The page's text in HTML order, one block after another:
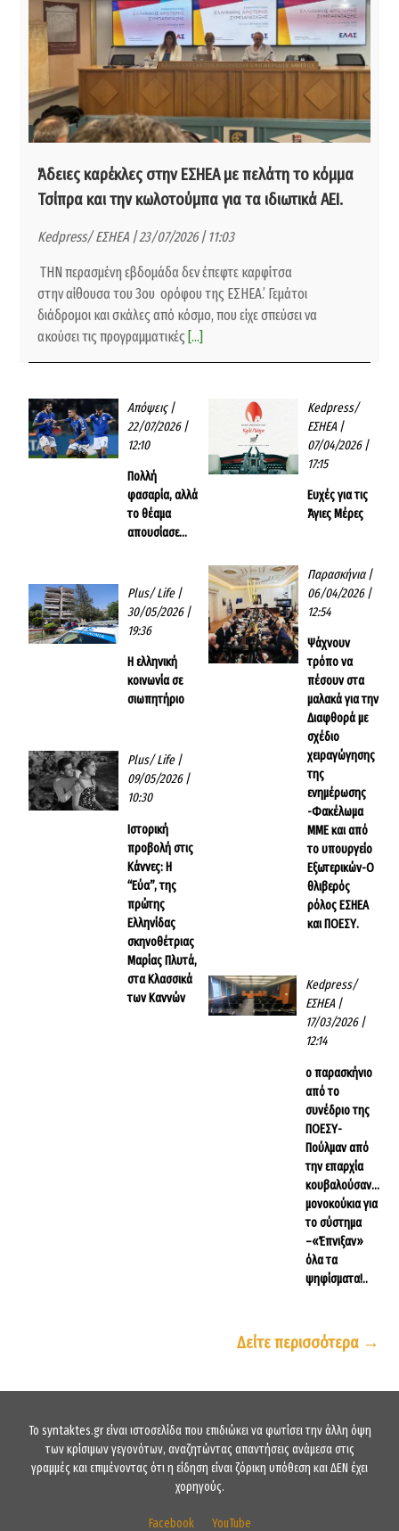
Άδειες καρέκλες στην ΕΣΗΕΑ με πελάτη το κόμμα
Τσίπρα και την κωλοτούμπα για τα ιδιωτικά ΑΕΙ.
Kedpress/ ΕΣΗΕΑ | 23/07/2026 | 11:03
ΤΗΝ περασμένη εβδομάδα δεν έπεφτε καρφίτσα
στην αίθουσα του 3ου ορόφου της ΕΣΗΕΑ.’ Γεμάτοι
διάδρομοι και σκάλες από κόσμο, που είχε σπεύσει να
ακούσει τις προγραμματικές [...]
Απόψεις|
22/07/2026 |
12:10
Πολλή
φασαρία, αλλά
το θέαμα
απουσίασε…
Plus/ Life|
30/05/2026 |
19:36
Η ελληνική
κοινωνία σε
σιωπητήριο
Plus/ Life|
09/05/2026 |
10:30
Ιστορική
προβολή στις
Κάννες: Η
“Εύα”, της
πρώτης
Ελληνίδας
σκηνοθέτριας
Μαρίας Πλυτά,
στα Κλασσικά
των Καννών
Kedpress/
ΕΣΗΕΑ|
07/04/2026 |
17:15
Ευχές για τις
Άγιες Μέρες
Παρασκήνια|
06/04/2026 |
12:54
Ψάχνουν
τρόπο να
πέσουν στα
μαλακά για την
Διαφθορά με
σχέδιο
χειραγώγησης
της
ενημέρωσης
-Φακέλωμα
ΜΜΕ και από
το υπουργείο
Εξωτερικών-Ο
θλιβερός
ρόλος ΕΣΗΕΑ
και ΠΟΕΣΥ.
Kedpress/
ΕΣΗΕΑ|
17/03/2026 |
12:14
ο παρασκήνιο
από το
συνέδριο της
ΠΟΕΣΥ-
Πούλμαν από
την επαρχία
κουβαλούσαν…
μονοκούκια για
το σύστημα
–«Έπνιξαν»
όλα τα
ψηφίσματα!..
Δείτε περισσότερα →
To syntaktes.gr είναι ιστοσελίδα που επιδιώκει να φωτίσει την άλλη όψη
των κρίσιμων γεγονότων, αναζητώντας απαντήσεις ανάμεσα στις
γραμμές και επιμένοντας ότι η είδηση είναι ζόρικη υπόθεση και ΔΕΝ έχει
χορηγούς.
Facebook YouTube